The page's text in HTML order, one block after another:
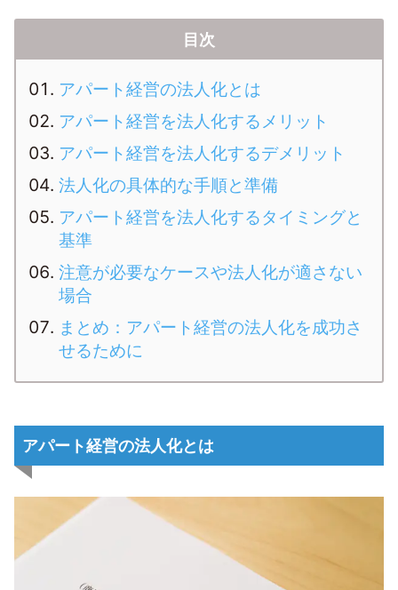
目次
アパート経営の法人化とは
アパート経営を法人化するメリット
アパート経営を法人化するデメリット
法人化の具体的な手順と準備
アパート経営を法人化するタイミングと
基準
注意が必要なケースや法人化が適さない
場合
まとめ：アパート経営の法人化を成功さ
せるために
アパート経営の法人化とは